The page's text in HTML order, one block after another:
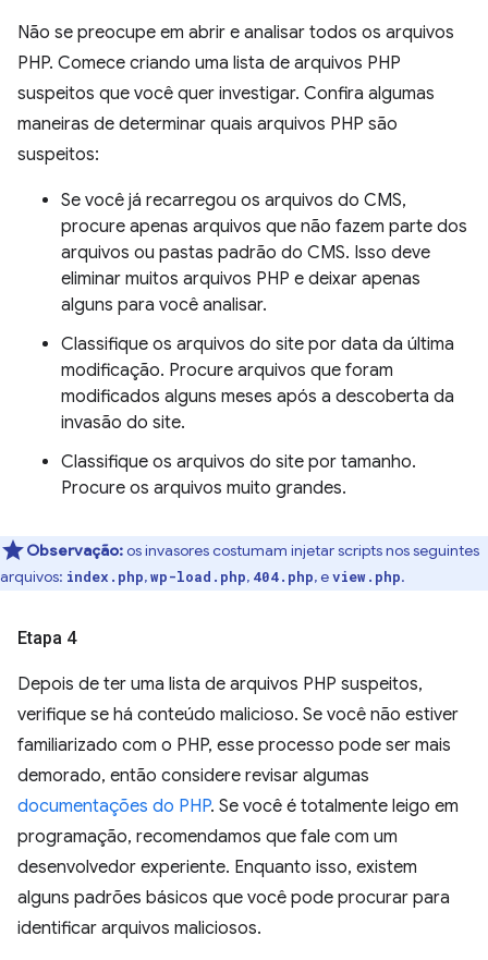
Não se preocupe em abrir e analisar todos os arquivos
PHP. Comece criando uma lista de arquivos PHP
suspeitos que você quer investigar. Confira algumas
maneiras de determinar quais arquivos PHP são
suspeitos:
Se você já recarregou os arquivos do CMS,
procure apenas arquivos que não fazem parte dos
arquivos ou pastas padrão do CMS. Isso deve
eliminar muitos arquivos PHP e deixar apenas
alguns para você analisar.
Classifique os arquivos do site por data da última
modificação. Procure arquivos que foram
modificados alguns meses após a descoberta da
invasão do site.
Classifique os arquivos do site por tamanho.
Procure os arquivos muito grandes.
Observação:os invasores costumam injetar scripts nos seguintes
arquivos: index.php,wp-load.php, 404.php, eview.php.
Etapa 4
Depois de ter uma lista de arquivos PHP suspeitos,
verifique se há conteúdo malicioso. Se você não estiver
familiarizado com o PHP, esse processo pode ser mais
demorado, então considere revisar algumas
documentações do PHP. Se você é totalmente leigo em
programação, recomendamos que fale com um
desenvolvedor experiente. Enquanto isso, existem
alguns padrões básicos que você pode procurar para
identificar arquivos maliciosos.